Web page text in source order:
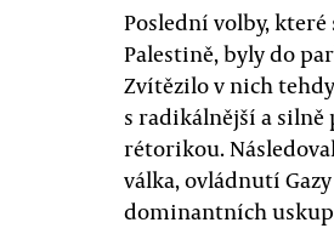
Poslední volby, které
Palestině, byly do
Zvítězilo v nich
s radikálnější a
rétorikou.
válka, ovládnutí
dominantních